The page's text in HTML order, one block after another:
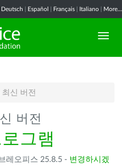
Deutsch Español Français Italiano More...
신 버전
버전
그램
레오피스 25.8.5 - 변경하시겠